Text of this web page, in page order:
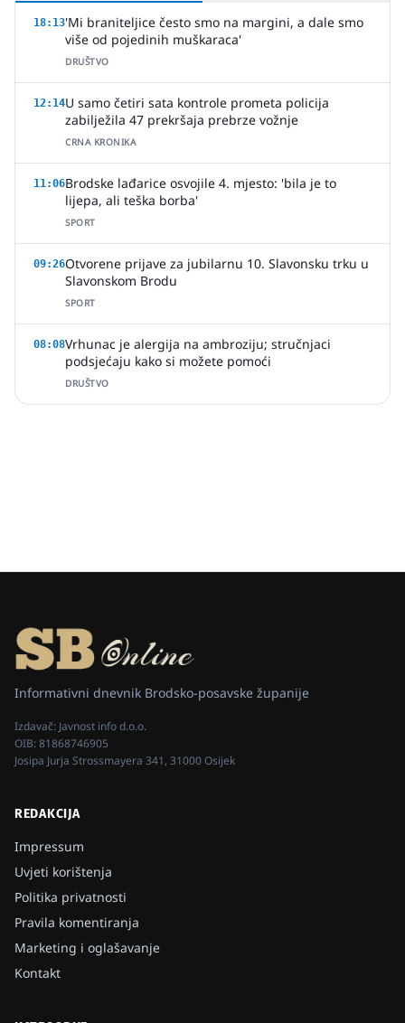
18:13'Mi braniteljice često smo na margini, a dale smo
više od pojedinih muškaraca'
DRUŠTVO
12:14U samo četiri sata kontrole prometa policija
zabilježila 47 prekršaja prebrze vožnje
CRNA KRONIKA
11:06Brodske lađarice osvojile 4. mjesto: 'bila je to
lijepa, ali teška borba'
SPORT
09:26Otvorene prijave za jubilarnu 10. Slavonsku trku u
Slavonskom Brodu
SPORT
08:08Vrhunac je alergija na ambroziju; stručnjaci
podsjećaju kako si možete pomoći
DRUŠTVO
Informativni dnevnik Brodsko-posavske županije
Izdavač: Javnost info d.o.o.
OIB:81868746905
Josipa Jurja Strossmayera 341, 31000 Osijek
REDAKCIJA
Impressum
Uvjeti korištenja
Politika privatnosti
Pravila komentiranja
Marketing i oglašavanje
Kontakt